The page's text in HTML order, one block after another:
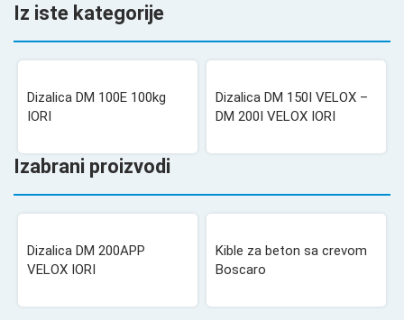
Iz iste kategorije
Dizalica DM 100E 100kg
IORI
Dizalica DM 150I VELOX –
DM 200I VELOX IORI
Izabrani proizvodi
Dizalica DM 200APP
VELOX IORI
Kible za beton sa crevom
Boscaro